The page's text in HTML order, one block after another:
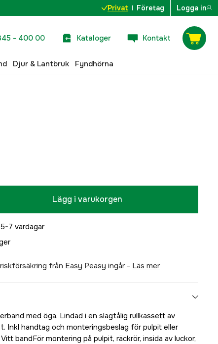
Privat Företag Logga in
- 400 00 Kataloger Kontakt
Djur & Lantbruk Fyndhörna
Lägg i varukorgen
7 vardagar
från Easy Peasy ingår - läs mer
med öga. Lindad i en slagtålig rullkassett av
Inkl handtag och monteringsbeslag för pulpit eller
bandFör montering på pulpit, räckrör, insida av luckor,